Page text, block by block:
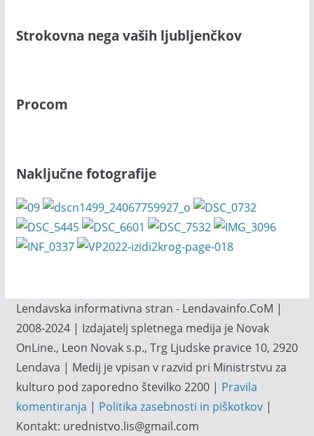
Strokovna nega vaših ljubljenčkov
Procom
Naključne fotografije
Lendavska informativna stran - Lendavainfo.CoM |
2008-2024 | Izdajatelj spletnega medija je Novak
OnLine., Leon Novak s.p., Trg Ljudske pravice 10, 2920
Lendava | Medij je vpisan v razvid pri Ministrstvu za
kulturo pod zaporedno številko 2200 | Pravila
komentiranja | Politika zasebnosti in piškotkov|
Kontakt: urednistvo.lis@gmail.com